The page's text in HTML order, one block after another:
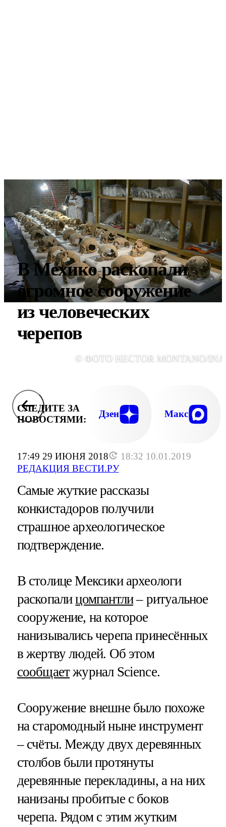
17:49 29 ИЮНЯ 2018
18:32 10.01.2019
РЕДАКЦИЯ ВЕСТИ.РУ
В Мехико раскопали
огромное сооружение
из человеческих
черепов
© ФОТО HECTOR MONTANO/
СЛЕДИТЕ ЗА
НОВОСТЯМИ:
Дзен Макс
Самые жуткие рассказы
конкистадоров получили
страшное археологическое
подтверждение.
В столице Мексики археологи
раскопалицомпантли– ритуальное
сооружение, на которое
нанизывались черепа принесённых
в жертву людей. Об этом
сообщаетжурнал Science.
Сооружение внешне было похоже
на старомодный ныне инструмент
– счёты. Между двух деревянных
столбов были протянуты
деревянные перекладины, а на них
нанизаны пробитые с боков
черепа. Рядом с этим жутким